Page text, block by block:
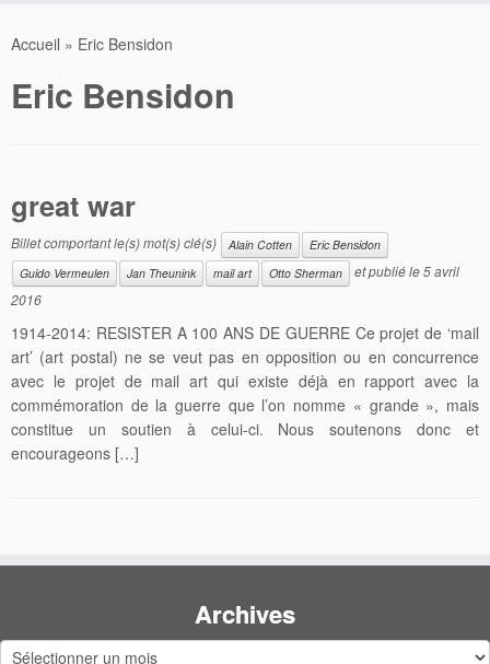
Accueil » Eric Bensidon
Eric Bensidon
great war
Billet comportant le(s) mot(s) clé(s) Alain Cotten
Eric Bensidon
Guido Vermeulen
Jan Theunink mail art Otto Sherman et publié le5 avril
2016
1914-2014: RESISTER A 100 ANS DE GUERRE Ce projet de ‘mail
art’ (art postal) ne se veut pas en opposition ou en concurrence
avec le projet de mail art qui existe déjà en rapport avec la
commémoration de la guerre que l’on nomme « grande », mais
constitue un soutien à celui-ci. Nous soutenons donc et
encourageons […]
Archives
Archives